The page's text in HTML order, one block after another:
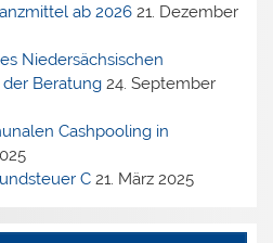
ab 2026 21. Dezember
Niedersächsischen
Beratung 24. September
Cashpooling in
C 21. März 2025